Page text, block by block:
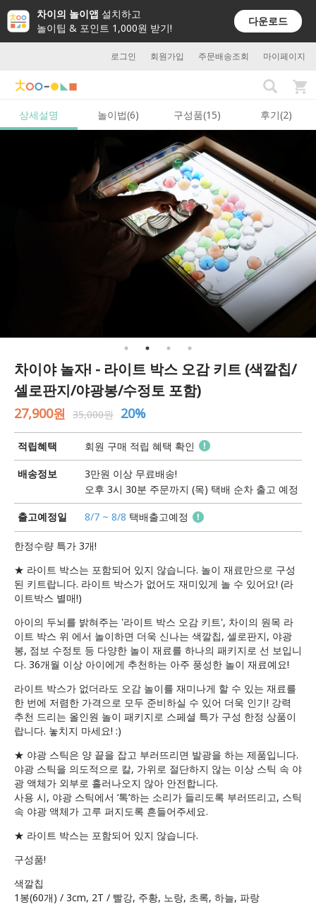
차이의 놀이앱 설치하고
놀이팁 & 포인트 1,000원 받기!
다운로드
로그인 회원가입 주문배송조회 마이페이지
상세설명 놀이법(6) 구성품(15) 후기(2)
차이야 놀자! - 라이트 박스 오감 키트 (색깔칩/
셀로판지/야광봉/수정토 포함)
27,900원 35,000원 20%
적립혜택 회원 구매 적립 혜택 확인
배송정보
3만원 이상 무료배송!
오후 3시 30분 주문까지 (목) 택배 순차 출고 예정
출고예정일 8/7 ~ 8/8 택배출고예정
한정수량 특가 3개!
★ 라이트 박스는 포함되어 있지 않습니다. 놀이 재료만으로 구성
된 키트랍니다. 라이트 박스가 없어도 재미있게 놀 수 있어요! (라
이트박스 별매!)
아이의 두뇌를 밝혀주는 '라이트 박스 오감 키트', 차이의 원목 라
이트 박스 위 에서 놀이하면 더욱 신나는 색깔칩, 셀로판지, 야광
봉, 점보 수정토 등 다양한 놀이 재료를 하나의 패키지로 선 보입니
다. 36개월 이상 아이에게 추천하는 아주 풍성한 놀이 재료예요!
라이트 박스가 없더라도 오감 놀이를 재미나게 할 수 있는 재료를
한 번에 저렴한 가격으로 모두 준비하실 수 있어 더욱 인기! 강력
추천 드리는 올인원 놀이 패키지로 스페셜 특가 구성 한정 상품이
랍니다. 놓치지 마세요! :)
★ 야광 스틱은 양 끝을 잡고 부러뜨리면 발광을 하는 제품입니다.
야광 스틱을 의도적으로 칼, 가위로 절단하지 않는 이상 스틱 속 야
광 액체가 외부로 흘러나오지 않아 안전합니다.
사용 시, 야광 스틱에서 ‘톡’하는 소리가 들리도록 부러뜨리고, 스틱
속 야광 액체가 고루 퍼지도록 흔들어주세요.
★ 라이트 박스는 포함되어 있지 않습니다.
구성품!
색깔칩
1봉(60개) / 3cm, 2T / 빨강, 주황, 노랑, 초록, 하늘, 파랑